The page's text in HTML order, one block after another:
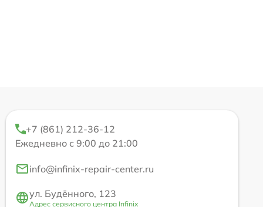
+7 (861) 212-36-12
Ежедневно с 9:00 до 21:00
info@infinix-repair-center.ru
ул. Будённого, 123
Адрес сервисного центра Infinix